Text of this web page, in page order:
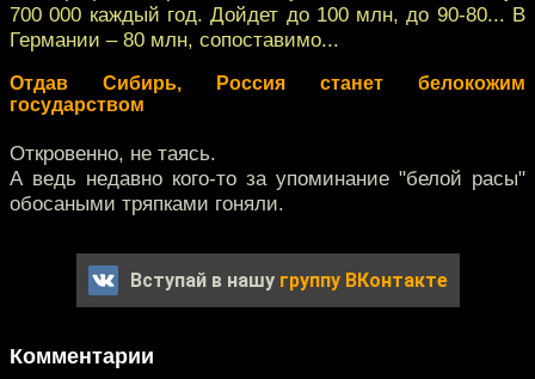
700 000 каждый год. Дойдет до 100 млн, до 90-80... В
Германии – 80 млн, сопоставимо...
Отдав Сибирь, Россия станет белокожим
государством
Откровенно, не таясь.
А ведь недавно кого-то за упоминание "белой расы"
обосаными тряпками гоняли.
Вступай в нашу группу ВКонтакте
Комментарии